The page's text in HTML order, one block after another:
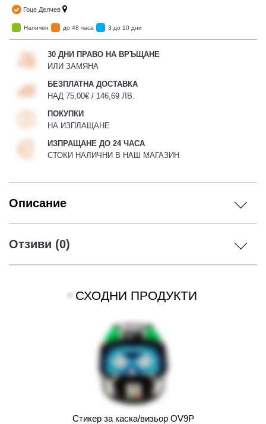
Гоце Делчев
Наличен до 48 часа 3 до 10 дни
30 ДНИ ПРАВО НА ВРЪЩАНЕ
ИЛИ ЗАМЯНА
БЕЗПЛАТНА ДОСТАВКА
НАД 75,00€ / 146,69 ЛВ.
ПОКУПКИ
НА ИЗПЛАЩАНЕ
ИЗПРАЩАНЕ ДО 24 ЧАСА
СТОКИ НАЛИЧНИ В НАШ МАГАЗИН
Описание
Отзиви (0)
СХОДНИ ПРОДУКТИ
Стикер за каска/визьор OV9P